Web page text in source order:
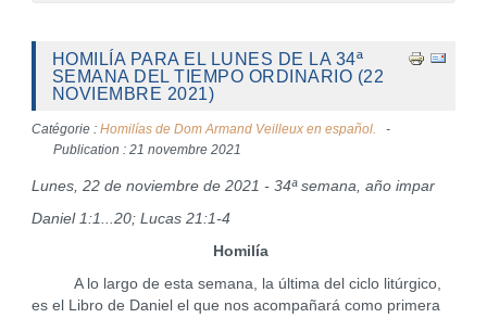
HOMILÍA PARA EL LUNES DE LA 34ª
SEMANA DEL TIEMPO ORDINARIO (22
NOVIEMBRE 2021)
Catégorie : Homilías de Dom Armand Veilleux en español.
Publication : 21 novembre 2021
Lunes, 22 de noviembre de 2021 - 34ª semana, año impar
Daniel 1:1...20; Lucas 21:1-4
Homilía
A lo largo de esta semana, la última del ciclo litúrgico,
es el Libro de Daniel el que nos acompañará como primera